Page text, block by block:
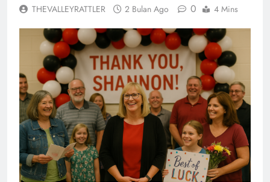
THEVALLEYRATTLER 2 Bulan Ago 0 4 Mins